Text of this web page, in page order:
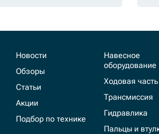
Новости
Обзоры
Статьи
Акции
Подбор по технике
Навесное
оборудование
Ходовая часть
Трансмиссия
Гидравлика
Пальцы и